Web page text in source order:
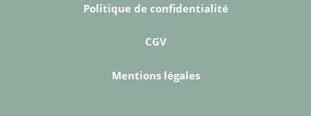
Politique de confidentialité
CGV
Mentions légales